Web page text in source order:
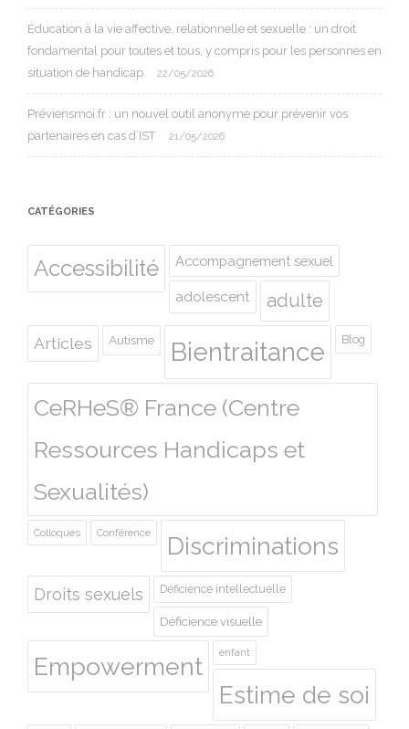
Éducation à la vie affective, relationnelle et sexuelle : un droit
fondamental pour toutes et tous, y compris pour les personnes en
situation de handicap
22/05/2026
Préviensmoi.fr : un nouvel outil anonyme pour prévenir vos
partenaires en cas d’IST
21/05/2026
CATÉGORIES
Accessibilité Accompagnement sexuel
adolescent adulte
Articles Autisme Bientraitance Blog
CeRHeS® France (Centre
Ressources Handicaps et
Sexualités)
Colloques Conférence Discriminations
Droits sexuels Déficience intellectuelle
Déficience visuelle
Empowerment enfant
Estime de soi